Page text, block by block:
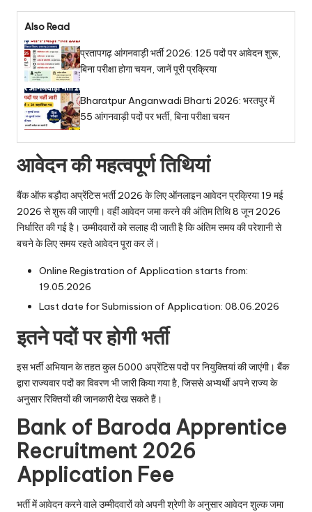
Also Read
प्रतापगढ़ आंगनवाड़ी भर्ती 2026: 125 पदों पर आवेदन शुरू,
बिना परीक्षा होगा चयन, जानें पूरी प्रक्रिया
Bharatpur Anganwadi Bharti 2026: भरतपुर में
55 आंगनवाड़ी पदों पर भर्ती, बिना परीक्षा चयन
आवेदन की महत्वपूर्ण तिथियां
बैंक ऑफ बड़ौदा अप्रेंटिस भर्ती 2026 के लिए ऑनलाइन आवेदन प्रक्रिया 19 मई
2026 से शुरू की जाएगी। वहीं आवेदन जमा करने की अंतिम तिथि 8 जून 2026
निर्धारित की गई है। उम्मीदवारों को सलाह दी जाती है कि अंतिम समय की परेशानी से
बचने के लिए समय रहते आवेदन पूरा कर लें।
Online Registration of Application starts from:
19.05.2026
Last date for Submission of Application: 08.06.2026
इतने पदों पर होगी भर्ती
इस भर्ती अभियान के तहत कुल 5000 अप्रेंटिस पदों पर नियुक्तियां की जाएंगी। बैंक
द्वारा राज्यवार पदों का विवरण भी जारी किया गया है, जिससे अभ्यर्थी अपने राज्य के
अनुसार रिक्तियों की जानकारी देख सकते हैं।
Bank of Baroda Apprentice
Recruitment 2026
Application Fee
भर्ती में आवेदन करने वाले उम्मीदवारों को अपनी श्रेणी के अनुसार आवेदन शुल्क जमा